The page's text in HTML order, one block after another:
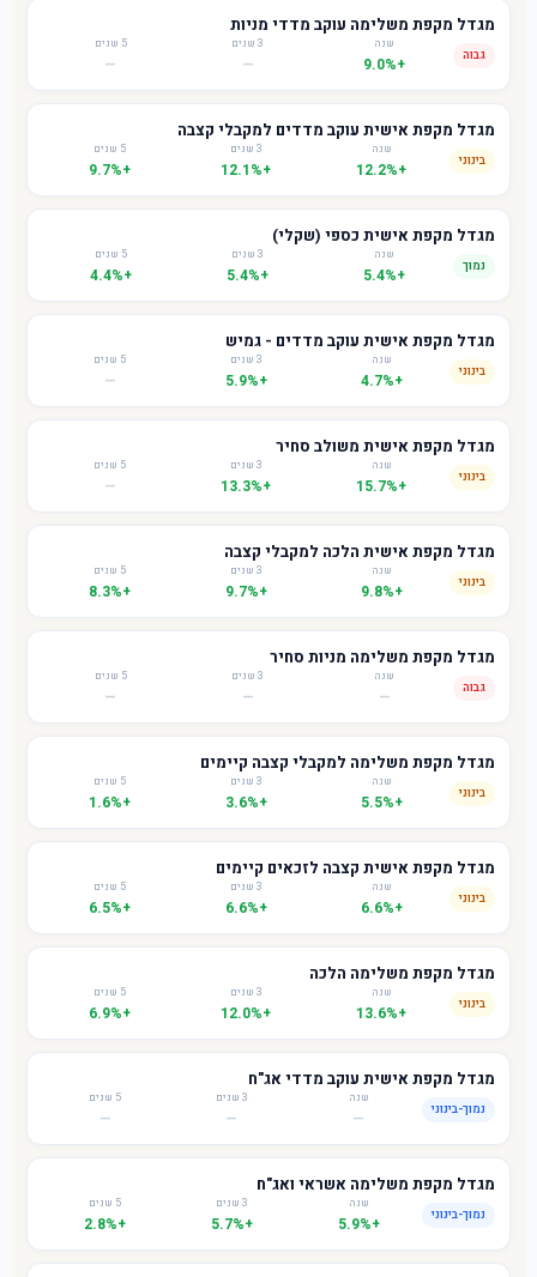
מגדל מקפת משלימה עוקב מדדי מניות
גבוה
שנה
+9.0%
3 שנים
—
5 שנים
—
מגדל מקפת אישית עוקב מדדים למקבלי קצבה
בינוני
שנה
+12.2%
3 שנים
+12.1%
5 שנים
+9.7%
מגדל מקפת אישית כספי (שקלי)
נמוך
שנה
+5.4%
3 שנים
+5.4%
5 שנים
+4.4%
מגדל מקפת אישית עוקב מדדים - גמיש
בינוני
שנה
+4.7%
3 שנים
+5.9%
5 שנים
—
מגדל מקפת אישית משולב סחיר
בינוני
שנה
+15.7%
3 שנים
+13.3%
5 שנים
—
מגדל מקפת אישית הלכה למקבלי קצבה
בינוני
שנה
+9.8%
3 שנים
+9.7%
5 שנים
+8.3%
מגדל מקפת משלימה מניות סחיר
גבוה
שנה
—
3 שנים
—
5 שנים
—
מגדל מקפת משלימה למקבלי קצבה קיימים
בינוני
שנה
+5.5%
3 שנים
+3.6%
5 שנים
+1.6%
מגדל מקפת אישית קצבה לזכאים קיימים
בינוני
שנה
+6.6%
3 שנים
+6.6%
5 שנים
+6.5%
מגדל מקפת משלימה הלכה
בינוני
שנה
+13.6%
3 שנים
+12.0%
5 שנים
+6.9%
מגדל מקפת אישית עוקב מדדי אג"ח
נמוך-בינוני
שנה
—
3 שנים
—
5 שנים
—
מגדל מקפת משלימה אשראי ואג"ח
נמוך-בינוני
שנה
+5.9%
3 שנים
+5.7%
5 שנים
+2.8%